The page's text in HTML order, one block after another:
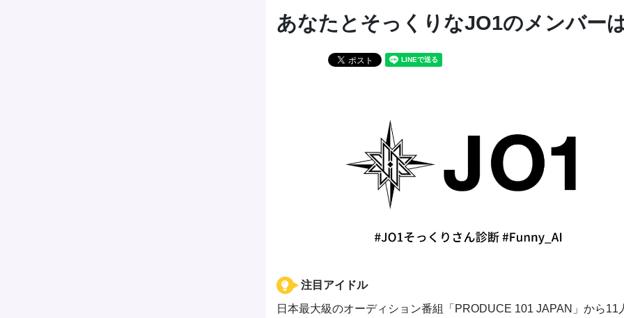
あなたとそっくりなJO1のメンバー
注目アイドル
日本最大級のオーディション番組「PRODUCE 101 JAPAN」から11